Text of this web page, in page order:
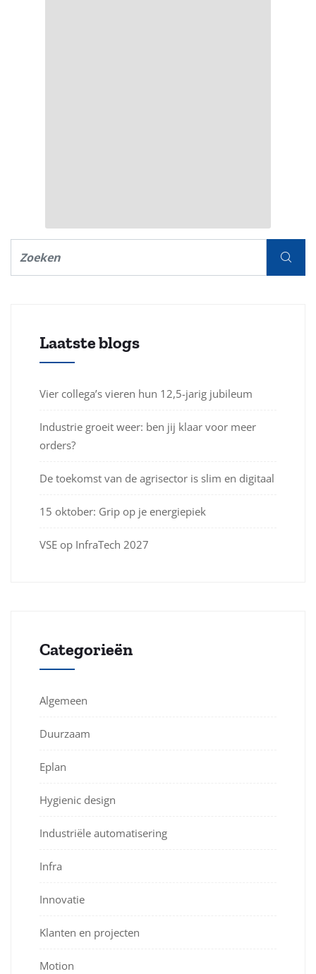
Laatste blogs
Vier collega’s vieren hun 12,5-jarig jubileum
Industrie groeit weer: ben jij klaar voor meer
orders?
De toekomst van de agrisector is slim en digitaal
15 oktober: Grip op je energiepiek
VSE op InfraTech 2027
Categorieën
Algemeen
Duurzaam
Eplan
Hygienic design
Industriële automatisering
Infra
Innovatie
Klanten en projecten
Motion